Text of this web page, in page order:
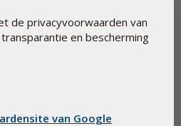
de privacyvoorwaarden van
en bescherming
van Google